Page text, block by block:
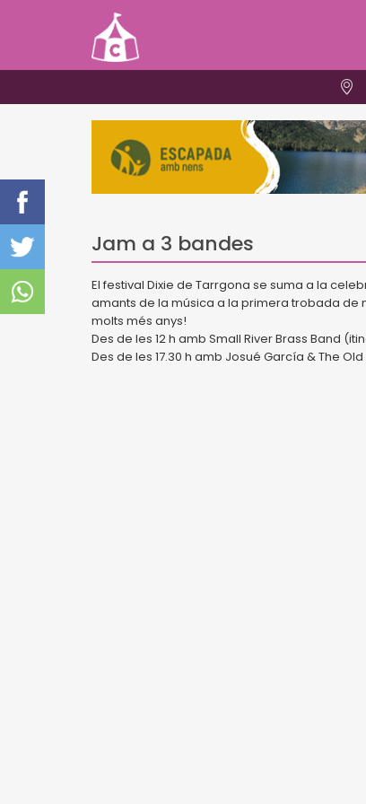
Jam a 3 bandes
El festival Dixie de Tarrgona se suma a la
amants de la música a la primera trobada de
molts més anys!
Des de les 12 h amb Small River Brass Band
Des de les 17.30 h amb Josué García & The